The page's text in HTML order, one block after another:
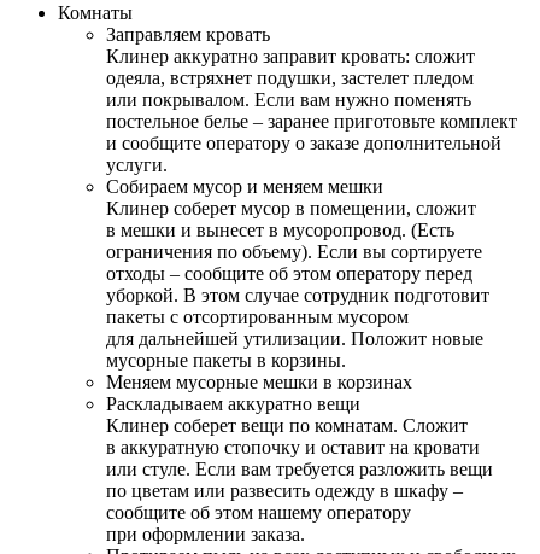
Комнаты
Заправляем кровать
Клинер аккуратно заправит кровать: сложит
одеяла, встряхнет подушки, застелет пледом
или покрывалом. Если вам нужно поменять
постельное белье – заранее приготовьте комплект
и сообщите оператору о заказе дополнительной
услуги.
Собираем мусор и меняем мешки
Клинер соберет мусор в помещении, сложит
в мешки и вынесет в мусоропровод. (Есть
ограничения по объему). Если вы сортируете
отходы – сообщите об этом оператору перед
уборкой. В этом случае сотрудник подготовит
пакеты с отсортированным мусором
для дальнейшей утилизации. Положит новые
мусорные пакеты в корзины.
Меняем мусорные мешки в корзинах
Раскладываем аккуратно вещи
Клинер соберет вещи по комнатам. Сложит
в аккуратную стопочку и оставит на кровати
или стуле. Если вам требуется разложить вещи
по цветам или развесить одежду в шкафу –
сообщите об этом нашему оператору
при оформлении заказа.